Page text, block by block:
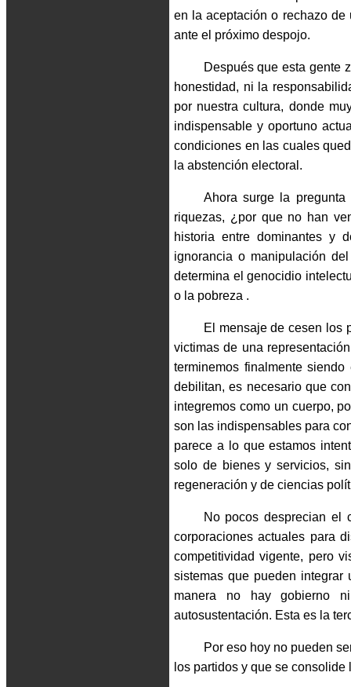
en la aceptación o rechazo
ante el próximo despojo.
Después que esta gente
honestidad, ni la
por nuestra cultura, donde
indispensable y oportuno
condiciones en las cuales
la abstención electoral.
Ahora surge la
riquezas, ¿por que no han
historia entre dominantes y
ignorancia o manipulación
determina el genocidio
o la pobreza .
El mensaje de cesen los
victimas de una
terminemos finalmente
debilitan, es necesario que
integremos como un cuerpo,
son las indispensables para
parece a lo que estamos
solo de bienes y servicios,
regeneración y de ciencias
No pocos desprecian el
corporaciones actuales para
competitividad vigente, pero
sistemas que pueden
manera no hay gobierno
autosustentación. Esta es la
Por eso hoy no pueden
los partidos y que se consolide